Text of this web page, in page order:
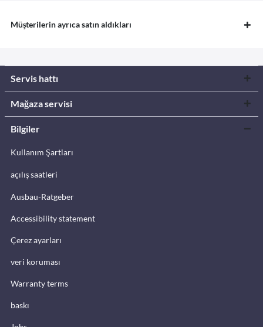
Müşterilerin ayrıca satın aldıkları
Servis hattı
Mağaza servisi
Bilgiler
Kullanım Şartları
açılış saatleri
Ausbau-Ratgeber
Accessibility statement
Çerez ayarları
veri koruması
Warranty terms
baskı